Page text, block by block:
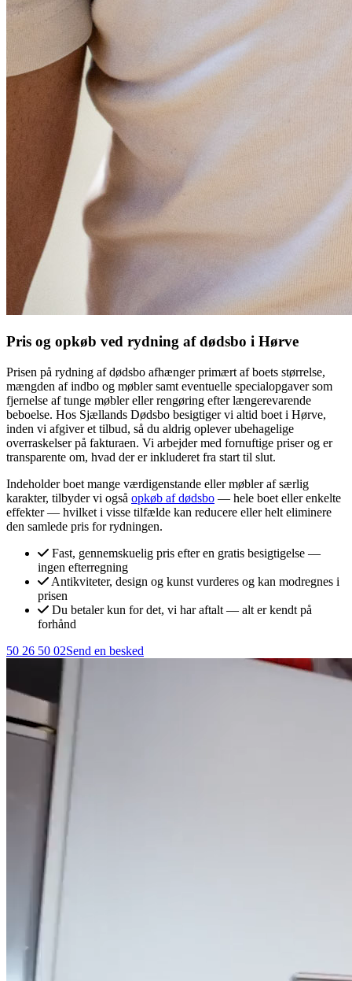
Pris og opkøb ved rydning af dødsbo i Hørve
Prisen på rydning af dødsbo afhænger primært af boets størrelse,
mængden af indbo og møbler samt eventuelle specialopgaver som
fjernelse af tunge møbler eller rengøring efter længerevarende
beboelse. Hos Sjællands Dødsbo besigtiger vi altid boet i Hørve,
inden vi afgiver et tilbud, så du aldrig oplever ubehagelige
overraskelser på fakturaen. Vi arbejder med fornuftige priser og er
transparente om, hvad der er inkluderet fra start til slut.
Indeholder boet mange værdigenstande eller møbler af særlig
karakter, tilbyder vi også opkøb af dødsbo — hele boet eller enkelte
effekter — hvilket i visse tilfælde kan reducere eller helt eliminere
den samlede pris for rydningen.
Fast, gennemskuelig pris efter en gratis besigtigelse —
ingen efterregning
Antikviteter, design og kunst vurderes og kan modregnes i
prisen
Du betaler kun for det, vi har aftalt — alt er kendt på
forhånd
50 26 50 02Send en besked